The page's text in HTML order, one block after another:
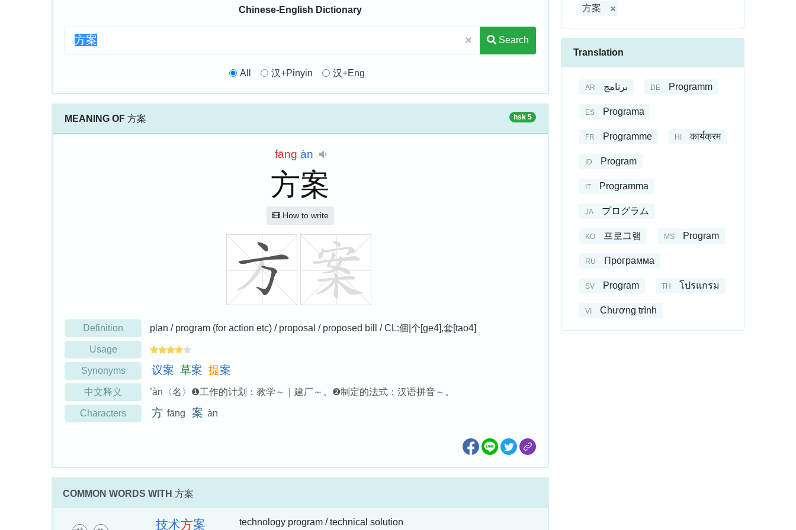
Chinese-English Dictionary
Search
All 汉+Pinyin 汉+Eng
MEANING OF 方案 hsk 5
fāng àn
方案
How to write
Definition plan / program (for action etc) / proposal / proposed bill / CL:個|个[ge4],套[tao4]
Usage
Synonyms 议案 草案 提案
中文释义 ’àn〈名〉❶工作的计划：教学～｜建厂～。❷制定的法式：汉语拼音～。
Characters 方 fāng 案 àn
COMMON WORDS WITH 方案
技术方案 technology program / technical solution
方案
Translation
AR برنامج DE Programm
ES Programa
FR Programme HI कार्यक्रम
ID Program
IT Programma
JA プログラム
KO 프로그램 MS Program
RU Программа
SV Program TH โปรแกรม
VI Chương trình